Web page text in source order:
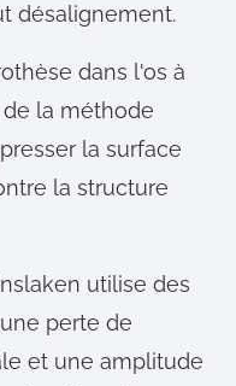
désalignement.
dans l'os à
la méthode
la surface
la structure
utilise des
perte de
et une amplitude